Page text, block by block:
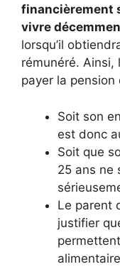
financièrement
vivre
lorsqu’il
rémunéré. Ainsi,
payer la
Soit son
est donc
Soit que
25 ans ne
Le parent
justifier
alimentaire